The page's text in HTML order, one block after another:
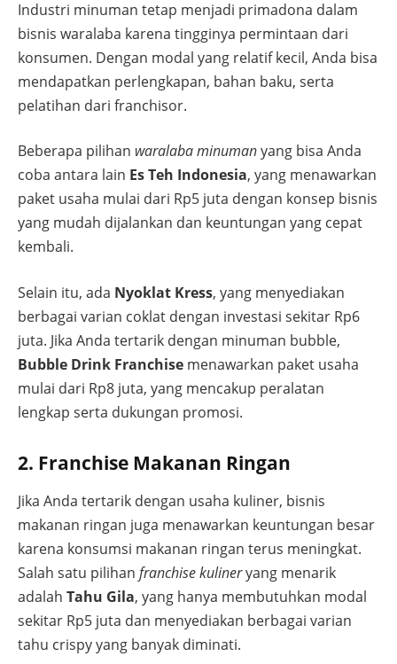
Industri minuman tetap menjadi primadona dalam
bisnis waralaba karena tingginya permintaan dari
konsumen. Dengan modal yang relatif kecil, Anda bisa
mendapatkan perlengkapan, bahan baku, serta
pelatihan dari franchisor.
Beberapa pilihan waralaba minumanyang bisa Anda
coba antara lain Es Teh Indonesia, yang menawarkan
paket usaha mulai dari Rp5 juta dengan konsep bisnis
yang mudah dijalankan dan keuntungan yang cepat
kembali.
Selain itu, ada Nyoklat Kress, yang menyediakan
berbagai varian coklat dengan investasi sekitar Rp6
juta. Jika Anda tertarik dengan minuman bubble,
Bubble Drink Franchise menawarkan paket usaha
mulai dari Rp8 juta, yang mencakup peralatan
lengkap serta dukungan promosi.
2. Franchise Makanan Ringan
Jika Anda tertarik dengan usaha kuliner, bisnis
makanan ringan juga menawarkan keuntungan besar
karena konsumsi makanan ringan terus meningkat.
Salah satu pilihan franchise kulineryang menarik
adalah Tahu Gila, yang hanya membutuhkan modal
sekitar Rp5 juta dan menyediakan berbagai varian
tahu crispy yang banyak diminati.